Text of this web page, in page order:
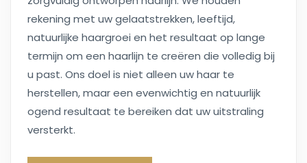
rekening met uw gelaatstrekken, leeftijd,
natuurlijke haargroei en het resultaat op lange
termijn om een haarlijn te creëren die volledig bij
u past. Ons doel is niet alleen uw haar te
herstellen, maar een evenwichtig en natuurlijk
ogend resultaat te bereiken dat uw uitstraling
versterkt.